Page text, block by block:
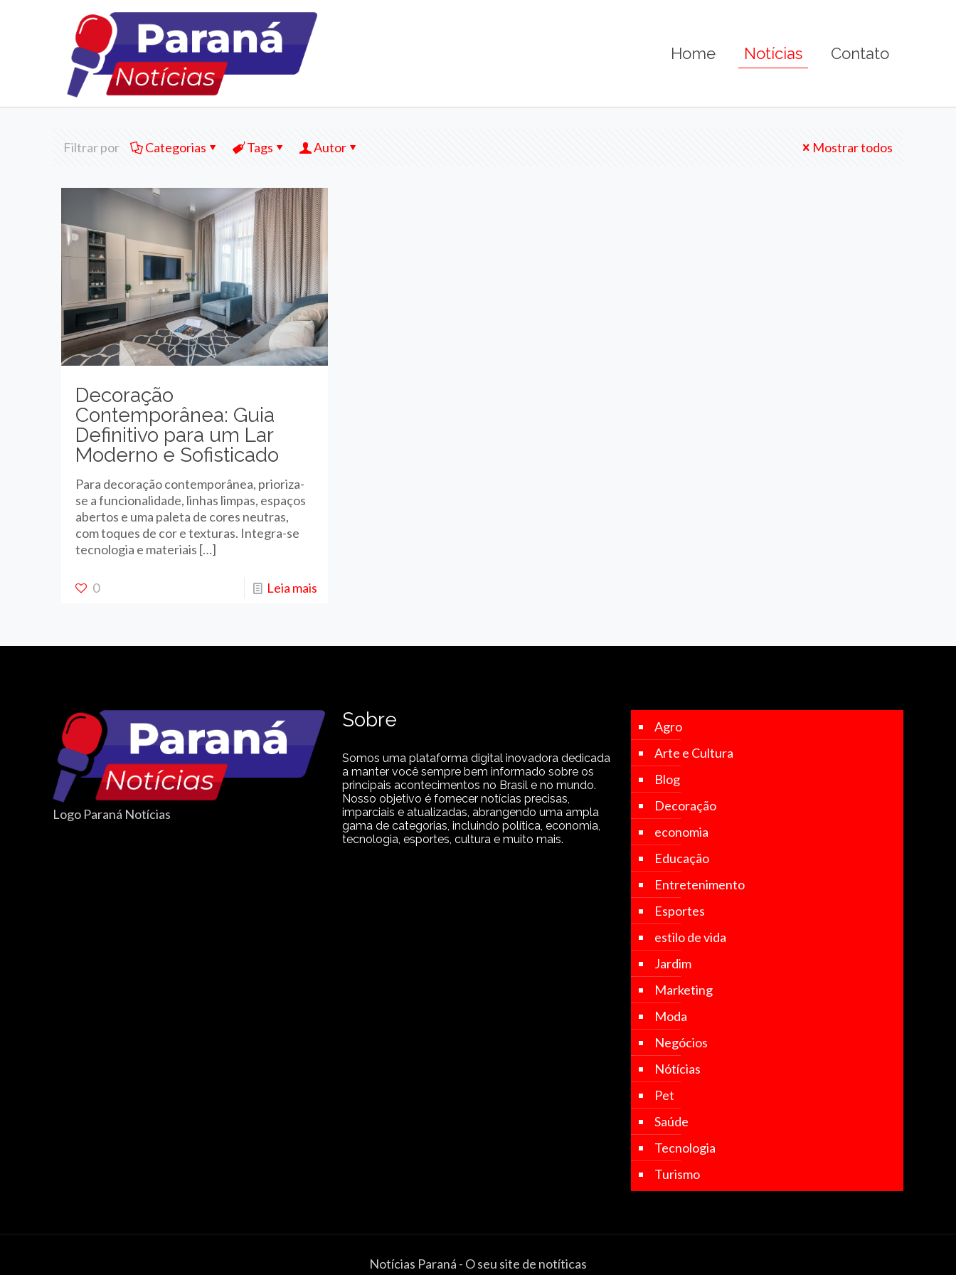
Home Notícias Contato
Filtrar por Categorias Tags Autor Mostrar todos
Decoração
Contemporânea: Guia
Definitivo para um Lar
Moderno e Sofisticado
Para decoração contemporânea, prioriza-
se a funcionalidade, linhas limpas, espaços
abertos e uma paleta de cores neutras,
com toques de cor e texturas. Integra-se
tecnologia e materiais […]
0 Leia mais
Logo Paraná Notícias
Sobre
Somos uma plataforma digital inovadora dedicada
a manter você sempre bem informado sobre os
principais acontecimentos no Brasil e no mundo.
Nosso objetivo é fornecer notícias precisas,
imparciais e atualizadas, abrangendo uma ampla
gama de categorias, incluindo política, economia,
tecnologia, esportes, cultura e muito mais.
Agro
Arte e Cultura
Blog
Decoração
economia
Educação
Entretenimento
Esportes
estilo de vida
Jardim
Marketing
Moda
Negócios
Nótícias
Pet
Saúde
Tecnologia
Turismo
Notícias Paraná - O seu site de notíticas